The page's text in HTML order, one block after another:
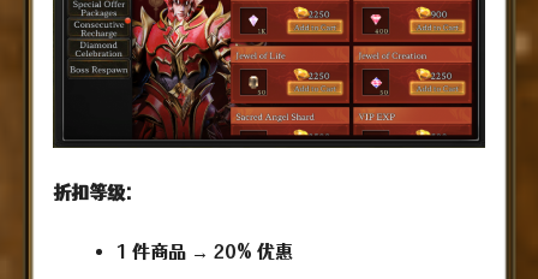
折扣等级:
1 件商品 → 20% 优惠